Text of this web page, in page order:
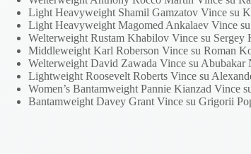
Light Heavyweight Shamil Gamzatov Vince su
Light Heavyweight Magomed Ankalaev Vince
Welterweight Rustam Khabilov Vince su
Middleweight Karl Roberson Vince su Roman
Welterweight David Zawada Vince su Abubakar
Lightweight Roosevelt Roberts Vince su
Women’s Bantamweight Pannie Kianzad Vince
Bantamweight Davey Grant Vince su Grigorii